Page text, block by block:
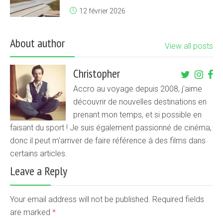
12 février 2026
About author View all posts
Christopher
Accro au voyage depuis 2008, j'aime
découvrir de nouvelles destinations en
prenant mon temps, et si possible en
faisant du sport ! Je suis également passionné de cinéma,
donc il peut m'arriver de faire référence à des films dans
certains articles.
Leave a Reply
Your email address will not be published. Required fields
are marked *